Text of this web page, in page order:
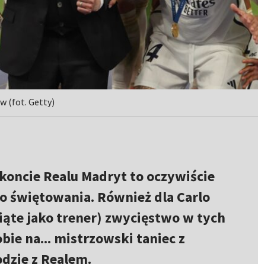
(fot. Getty)
Realu Madryt to oczywiście
świętowania. Również dla Carlo
jako trener) zwycięstwo w tych
na... mistrzowski taniec z
z Realem.